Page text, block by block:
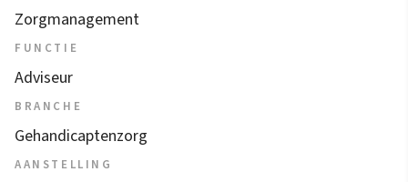
Zorgmanagement
FUNCTIE
Adviseur
BRANCHE
Gehandicaptenzorg
AANSTELLING